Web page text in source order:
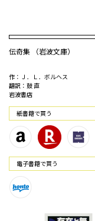
伝奇集 （岩波文庫）
作：Ｊ．Ｌ．ボルヘス
翻訳：鼓 直
岩波書店
紙書籍で買う
電⼦書籍で買う